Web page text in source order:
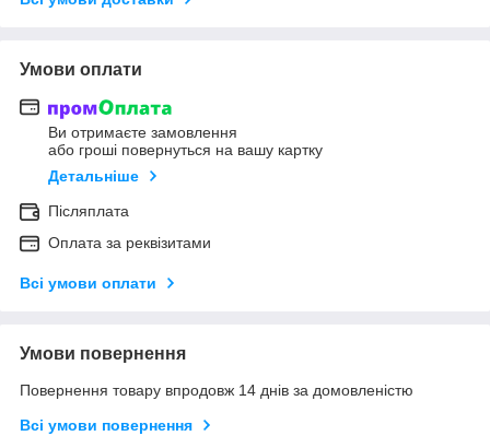
Умови оплати
Ви отримаєте замовлення
або гроші повернуться на вашу картку
Детальніше
Післяплата
Оплата за реквізитами
Всі умови оплати
Умови повернення
Повернення товару впродовж 14 днів за домовленістю
Всі умови повернення